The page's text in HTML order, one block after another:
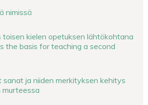
nimissä
toisen kielen opetuksen lähtökohtana
the basis for teaching a second
sanat ja niiden merkityksen kehitys
murteessa